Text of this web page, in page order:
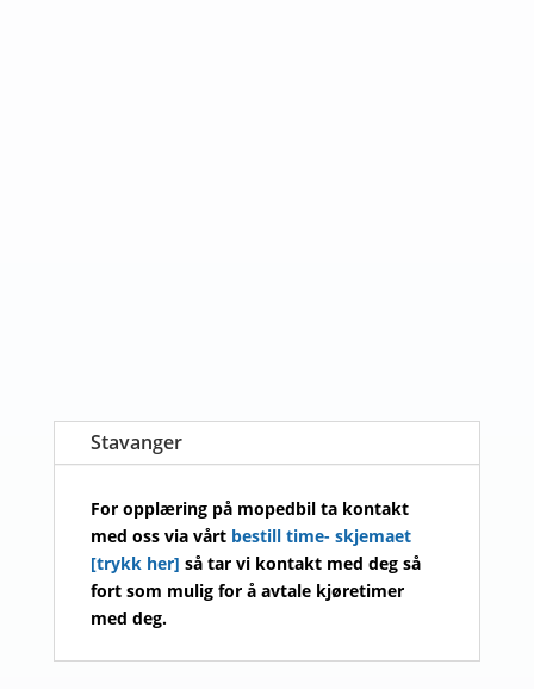
Stavanger
For opplæring på mopedbil ta kontakt
med oss via vårt bestill time- skjemaet
[trykk her] så tar vi kontakt med deg så
fort som mulig for å avtale kjøretimer
med deg.